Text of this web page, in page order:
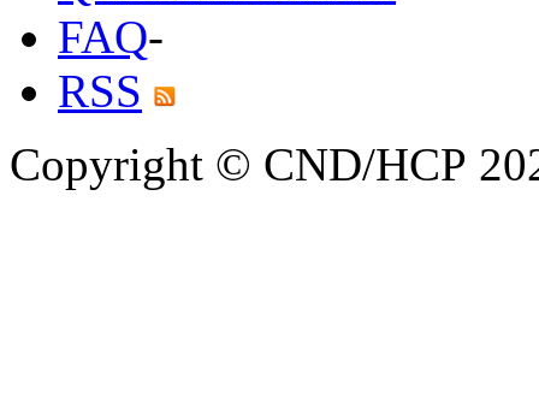
FAQ-
RSS
Copyright © CND/HCP